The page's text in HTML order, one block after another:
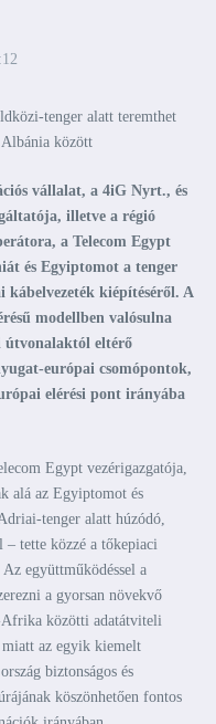
tenger alatt teremthet
között
vállalat, a 4iG Nyrt., és
illetve a régió
a Telecom Egypt
és Egyiptomot a tenger
kábelvezeték kiépítéséről. A
modellben valósulna
útvonalaktól eltérő
európai csomópontok,
elérési pont irányába
Egypt vezérigazgatója,
alá az Egyiptomot és
tenger alatt húzódó,
– tette közzé a tőkepiaci
együttműködéssel a
a gyorsan növekvő
Afrika közötti adatátviteli
miatt az egyik kiemelt
biztonságos és
köszönhetően fontos